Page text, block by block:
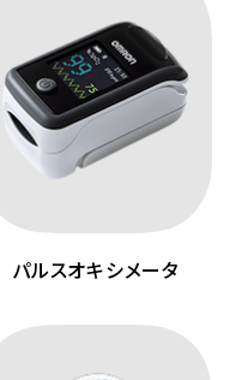
パルスオキシメータ